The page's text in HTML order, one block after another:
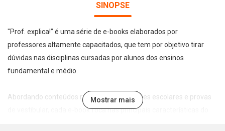
SINOPSE
"Prof. explica!” é uma série de e-books elaborados por
professores altamente capacitados, que tem por objetivo tirar
dúvidas nas disciplinas cursadas por alunos dos ensinos
fundamental e médio.
Abordando conteúdos recorrentes em testes escolares e provas
de vestibular, cada e-book foca nas principais características do
Mostrar mais